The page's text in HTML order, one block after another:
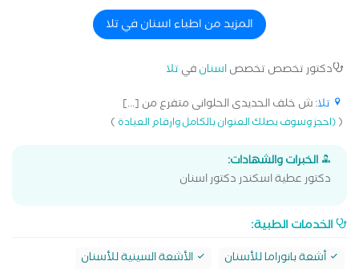
implants and veneers - Delivering high-quality, ethical care to
provide reliable and long-lasting results - Genuine trust and full
transparency with my patients built on expertise, dedication and
sincere effort - Your smile begins here at Unique Dental Clinic
المزيد من اطباء اسنان في تلا
دكتور تخصص تخصصاسنانفي تلا
تلا: ش خلف الحديدى الحلوانى متفرع من [...]
((احجز وسوف يصلك العنوان بالكامل وارقام العيادة)
الخبرات والشهادات:
دكتور عطية اسكندر دكتور اسنان
الخدمات الطبية:
أشعة بانوراما للأسنان
الأشعة السينية للأسنان